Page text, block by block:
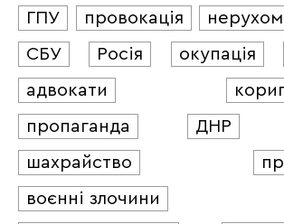
ГПУ
провокація
СБУ
Росія окупація
адвокати
пропаганда
ДНР
шахрайство
воєнні злочини